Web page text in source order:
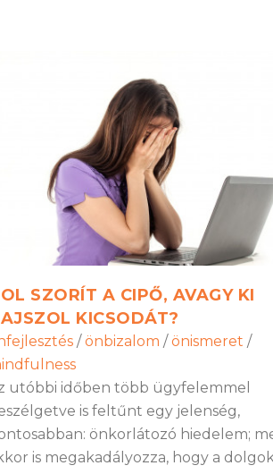
SZORÍT A CIPŐ, AVAGY KI
KICSODÁT?
/ önbizalom / önismeret /
utóbbi időben több ügyfelemmel
is feltűnt egy jelenség,
önkorlátozó hiedelem;
is megakadályozza, hogy a